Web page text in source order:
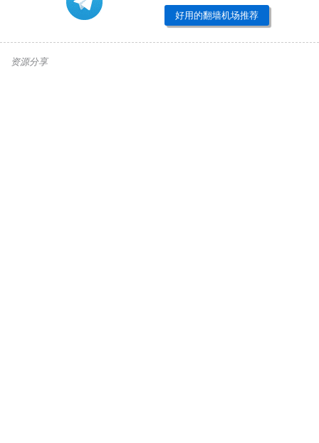
好用的翻墙机场推荐
资源分享